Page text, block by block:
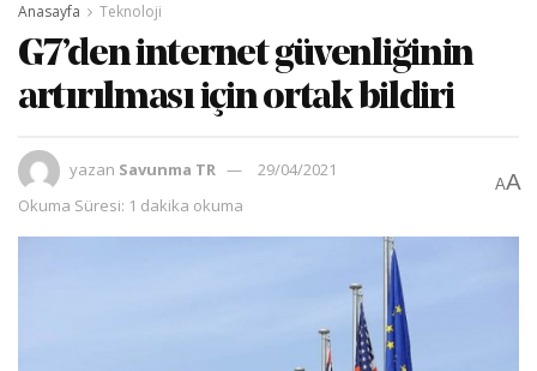
Anasayfa Teknoloji
G7’den internet güvenliğinin
artırılması için ortak bildiri
yazan Savunma TR
29/04/2021
Okuma Süresi: 1 dakika okuma
AA